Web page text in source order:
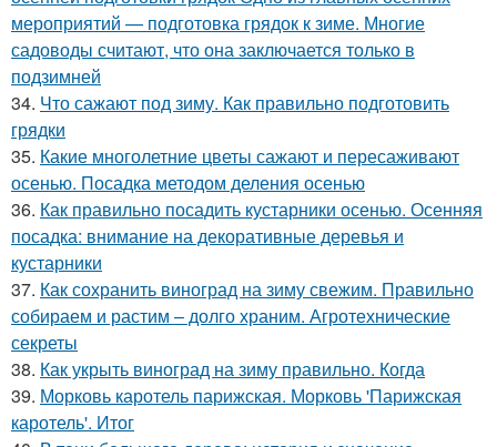
мероприятий — подготовка грядок к зиме. Многие
садоводы считают, что она заключается только в
подзимней
34. Что сажают под зиму. Как правильно подготовить
грядки
35. Какие многолетние цветы сажают и пересаживают
осенью. Посадка методом деления осенью
36. Как правильно посадить кустарники осенью. Осенняя
посадка: внимание на декоративные деревья и
кустарники
37. Как сохранить виноград на зиму свежим. Правильно
собираем и растим – долго храним. Агротехнические
секреты
38. Как укрыть виноград на зиму правильно. Когда
39. Морковь каротель парижская. Морковь 'Парижская
каротель'. Итог